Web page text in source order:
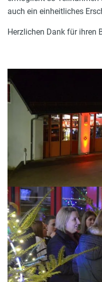
auch ein einheitliches
Herzlichen Dank für ihren